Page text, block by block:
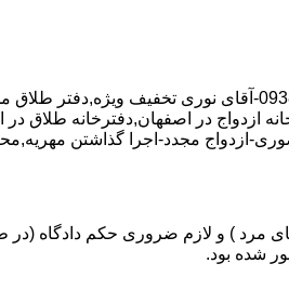
ازدواج در اصفهان,دفترخانه طلاق در
ازدواج مجدد-اجرا گذاشتن
شده بود.